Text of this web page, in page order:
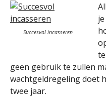
Succesvol incasseren
geen gebruik te zullen
wachtgeldregeling doet
twee jaar.